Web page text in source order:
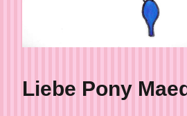
Liebe Pony